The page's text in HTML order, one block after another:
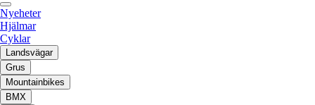
Nyeheter
Hjälmar
Cyklar
Landsvägar
Grus
Mountainbikes
BMX